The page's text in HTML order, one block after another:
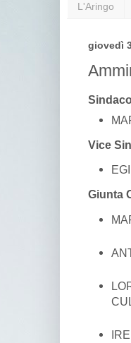
L'Aringo
giovedì
Vice
Giunta